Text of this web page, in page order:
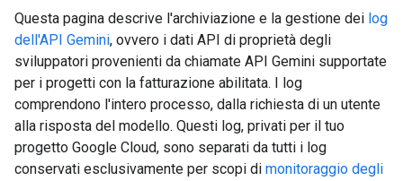
Questa pagina descrive l'archiviazione e la gestione dei log
dell'API Gemini, ovvero i dati API di proprietà degli
sviluppatori provenienti da chiamate API Gemini supportate
per i progetti con la fatturazione abilitata. I log
comprendono l'intero processo, dalla richiesta di un utente
alla risposta del modello. Questi log, privati per il tuo
progetto Google Cloud, sono separati da tutti i log
conservati esclusivamente per scopi di monitoraggio degli